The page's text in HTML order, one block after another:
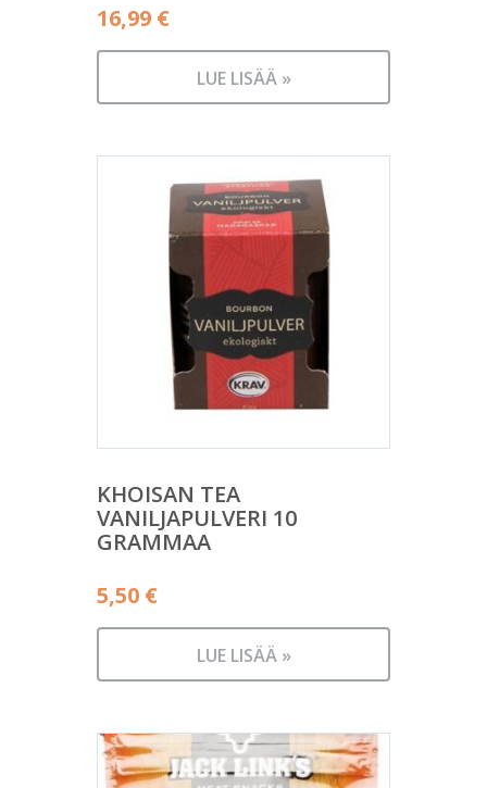
16,99 €
LUE LISÄÄ »
KHOISAN TEA
VANILJAPULVERI 10
GRAMMAA
5,50 €
LUE LISÄÄ »